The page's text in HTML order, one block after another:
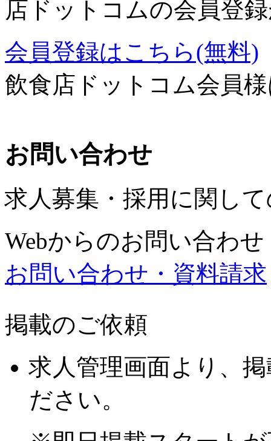
店ドットコムの会員登
会員登録はこちら(無料)
飲食店ドットコム会員
お問い合わせ
求人募集・採用に関し
Webからのお問い合わせ
お問い合わせ・資料請求
掲載のご依頼
求人管理画面より、
ださい。